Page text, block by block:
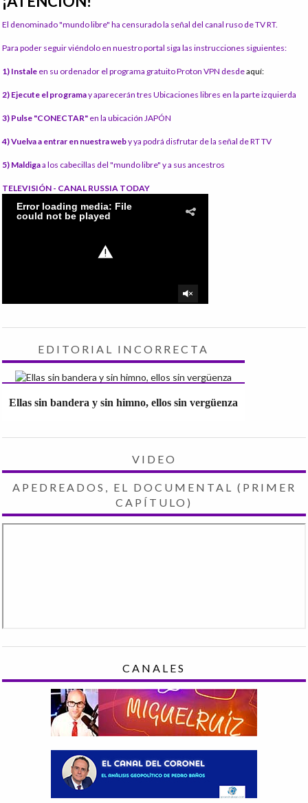
El denominado "mundo libre" ha censurado la señal del canal ruso de TV RT.
Para poder seguir viéndolo en nuestro portal siga las instrucciones siguientes:
1) Instale en su ordenador el programa gratuito Proton VPN desdeaquí:
2) Ejecute el programay aparecerán tres Ubicaciones libres en la parte izquierda
3) Pulse "CONECTAR" en la ubicación JAPÓN
4) Vuelva a entrar en nuestra weby ya podrá disfrutar de la señal de RT TV
5) Maldigaa los cabecillas del "mundo libre" y a sus ancestros
TELEVISIÓN - CANAL RUSSIA TODAY
EDITORIAL INCORRECTA
Ellas sin bandera y sin himno, ellos sin vergüenza
VIDEO
APEDREADOS, EL DOCUMENTAL (PRIMER
CAPÍTULO)
CANALES